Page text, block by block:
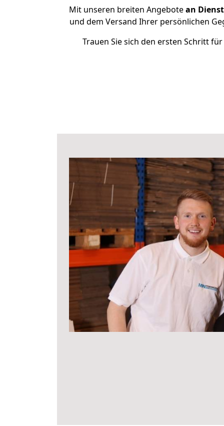
Mit unseren breiten Angebotean
und dem Versand Ihrer persönlichen
Trauen Sie sich den ersten Schritt